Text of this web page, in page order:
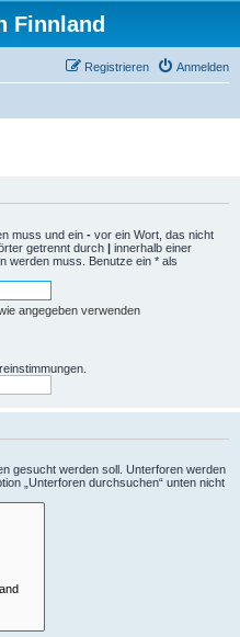
Finnland
Anmelden
Registrieren
muss und ein - vor ein Wort, das nicht
getrennt durch | innerhalb einer
werden muss. Benutze ein * als
angegeben verwenden
gesucht werden soll. Unterforen werden
„Unterforen durchsuchen“ unten nicht